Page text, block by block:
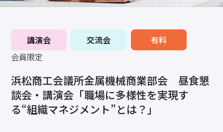
補助金を活用したい
情報収集したい、自社PRをしたい
求職・採用・人材育成をしたい、セミナーで学びたい
その他経営相談
入会案内 申請書類
053-452-1111（代表）
8:30～18:00（土日祝休）
講演会 交流会
有料
会員限定
浜松商工会議所金属機械商業部会 昼食懇
談会・講演会「職場に多様性を実現す
る“組織マネジメント”とは？」